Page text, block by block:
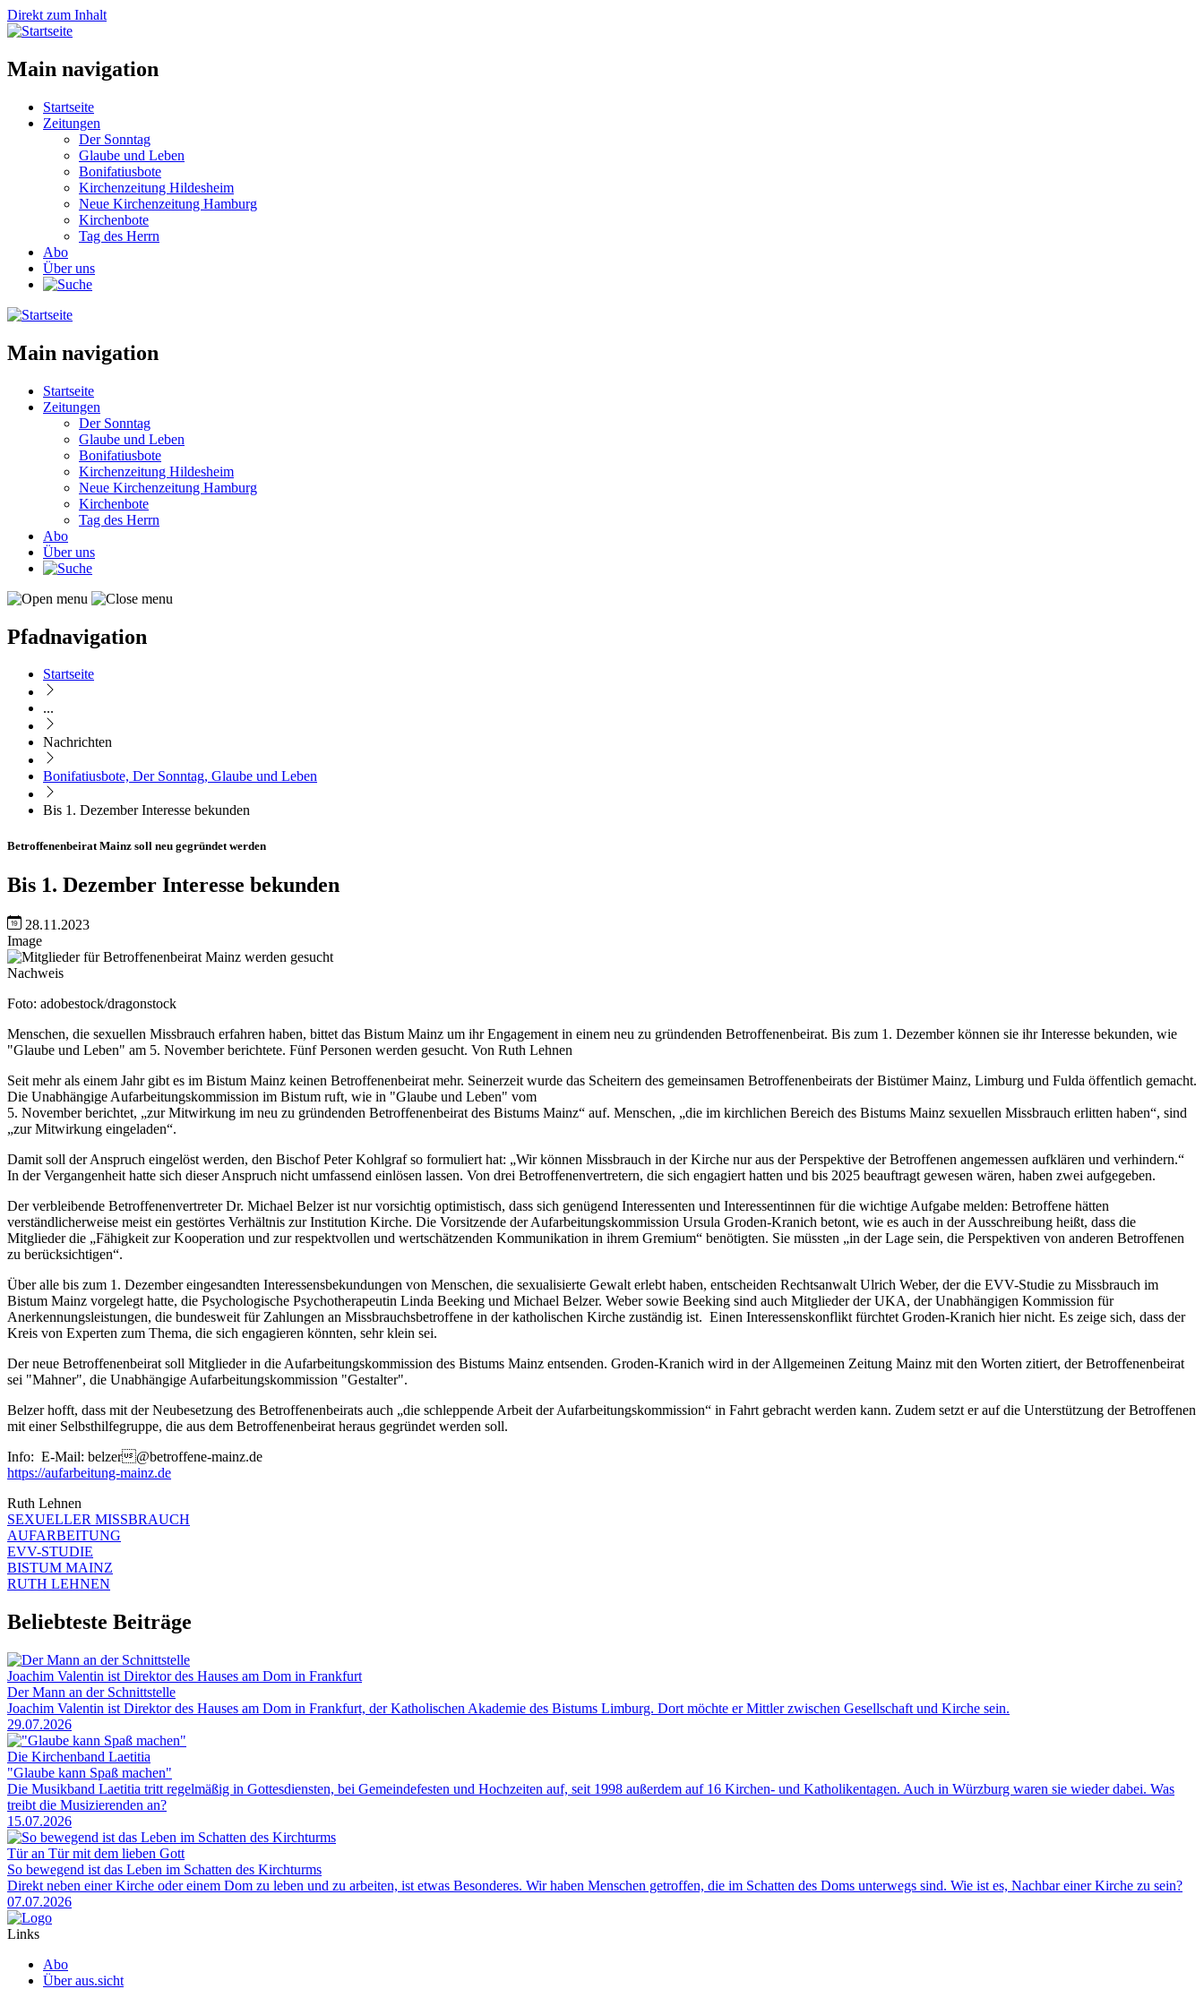
Direkt zum Inhalt
Main navigation
Startseite
Zeitungen
Der Sonntag
Glaube und Leben
Bonifatiusbote
Kirchenzeitung Hildesheim
Neue Kirchenzeitung Hamburg
Kirchenbote
Tag des Herrn
Abo
Über uns
Main navigation
Startseite
Zeitungen
Der Sonntag
Glaube und Leben
Bonifatiusbote
Kirchenzeitung Hildesheim
Neue Kirchenzeitung Hamburg
Kirchenbote
Tag des Herrn
Abo
Über uns
Pfadnavigation
Startseite
...
Nachrichten
Bonifatiusbote, Der Sonntag, Glaube und Leben
Bis 1. Dezember Interesse bekunden
Betroffenenbeirat Mainz soll neu gegründet werden
Bis 1. Dezember Interesse bekunden
28.11.2023
Image
Nachweis
Foto: adobestock/dragonstock
Menschen, die sexuellen Missbrauch erfahren haben, bittet das Bistum Mainz um ihr Engagement in einem neu zu gründenden Betroffenenbeirat. Bis zum 1. Dezember können sie ihr Interesse bekunden, wie
"Glaube und Leben" am 5. November berichtete. Fünf Personen werden gesucht. Von Ruth Lehnen
Seit mehr als einem Jahr gibt es im Bistum Mainz keinen Betroffenenbeirat mehr. Seinerzeit wurde das Scheitern des gemeinsamen Betroffenenbeirats der Bistümer Mainz, Limburg und Fulda öffentlich gemacht.
Die Unabhängige Aufarbeitungskommission im Bistum ruft, wie in "Glaube und Leben" vom
5. November berichtet, „zur Mitwirkung im neu zu gründenden Betroffenenbeirat des Bistums Mainz“ auf. Menschen, „die im kirchlichen Bereich des Bistums Mainz sexuellen Missbrauch erlitten haben“, sind
„zur Mitwirkung eingeladen“.
Damit soll der Anspruch eingelöst werden, den Bischof Peter Kohlgraf so formuliert hat: „Wir können Missbrauch in der Kirche nur aus der Perspektive der Betroffenen angemessen aufklären und verhindern.“
In der Vergangenheit hatte sich dieser Anspruch nicht umfassend einlösen lassen. Von drei Betroffenenvertretern, die sich engagiert hatten und bis 2025 beauftragt gewesen wären, haben zwei aufgegeben.
Der verbleibende Betroffenenvertreter Dr. Michael Belzer ist nur vorsichtig optimistisch, dass sich genügend Interessenten und Interessentinnen für die wichtige Aufgabe melden: Betroffene hätten
verständlicherweise meist ein gestörtes Verhältnis zur Institution Kirche. Die Vorsitzende der Aufarbeitungskommission Ursula Groden-Kranich betont, wie es auch in der Ausschreibung heißt, dass die
Mitglieder die „Fähigkeit zur Kooperation und zur respektvollen und wertschätzenden Kommunikation in ihrem Gremium“ benötigten. Sie müssten „in der Lage sein, die Perspektiven von anderen Betroffenen
zu berücksichtigen“.
Über alle bis zum 1. Dezember eingesandten Interessensbekundungen von Menschen, die sexualisierte Gewalt erlebt haben, entscheiden Rechtsanwalt Ulrich Weber, der die EVV-Studie zu Missbrauch im
Bistum Mainz vorgelegt hatte, die Psychologische Psychotherapeutin Linda Beeking und Michael Belzer. Weber sowie Beeking sind auch Mitglieder der UKA, der Unabhängigen Kommission für
Anerkennungsleistungen, die bundesweit für Zahlungen an Missbrauchsbetroffene in der katholischen Kirche zuständig ist. Einen Interessenskonflikt fürchtet Groden-Kranich hier nicht. Es zeige sich, dass der
Kreis von Experten zum Thema, die sich engagieren könnten, sehr klein sei.
Der neue Betroffenenbeirat soll Mitglieder in die Aufarbeitungskommission des Bistums Mainz entsenden. Groden-Kranich wird in der Allgemeinen Zeitung Mainz mit den Worten zitiert, der Betroffenenbeirat
sei "Mahner", die Unabhängige Aufarbeitungskommission "Gestalter".
Belzer hofft, dass mit der Neubesetzung des Betroffenenbeirats auch „die schleppende Arbeit der Aufarbeitungskommission“ in Fahrt gebracht werden kann. Zudem setzt er auf die Unterstützung der Betroffenen
mit einer Selbsthilfegruppe, die aus dem Betroffenenbeirat heraus gegründet werden soll.
Info: E-Mail: belzer@betroffene-mainz.de
https://aufarbeitung-mainz.de
Ruth Lehnen
SEXUELLER MISSBRAUCH
AUFARBEITUNG
EVV-STUDIE
BISTUM MAINZ
RUTH LEHNEN
Beliebteste Beiträge
Joachim Valentin ist Direktor des Hauses am Dom in Frankfurt
Der Mann an der Schnittstelle
Joachim Valentin ist Direktor des Hauses am Dom in Frankfurt, der Katholischen Akademie des Bistums Limburg. Dort möchte er Mittler zwischen Gesellschaft und Kirche sein.
29.07.2026
Die Kirchenband Laetitia
"Glaube kann Spaß machen"
Die Musikband Laetitia tritt regelmäßig in Gottesdiensten, bei Gemeindefesten und Hochzeiten auf, seit 1998 außerdem auf 16 Kirchen- und Katholikentagen. Auch in Würzburg waren sie wieder dabei. Was
treibt die Musizierenden an?
15.07.2026
Tür an Tür mit dem lieben Gott
So bewegend ist das Leben im Schatten des Kirchturms
Direkt neben einer Kirche oder einem Dom zu leben und zu arbeiten, ist etwas Besonderes. Wir haben Menschen getroffen, die im Schatten des Doms unterwegs sind. Wie ist es, Nachbar einer Kirche zu sein?
07.07.2026
Links
Abo
Über aus.sicht